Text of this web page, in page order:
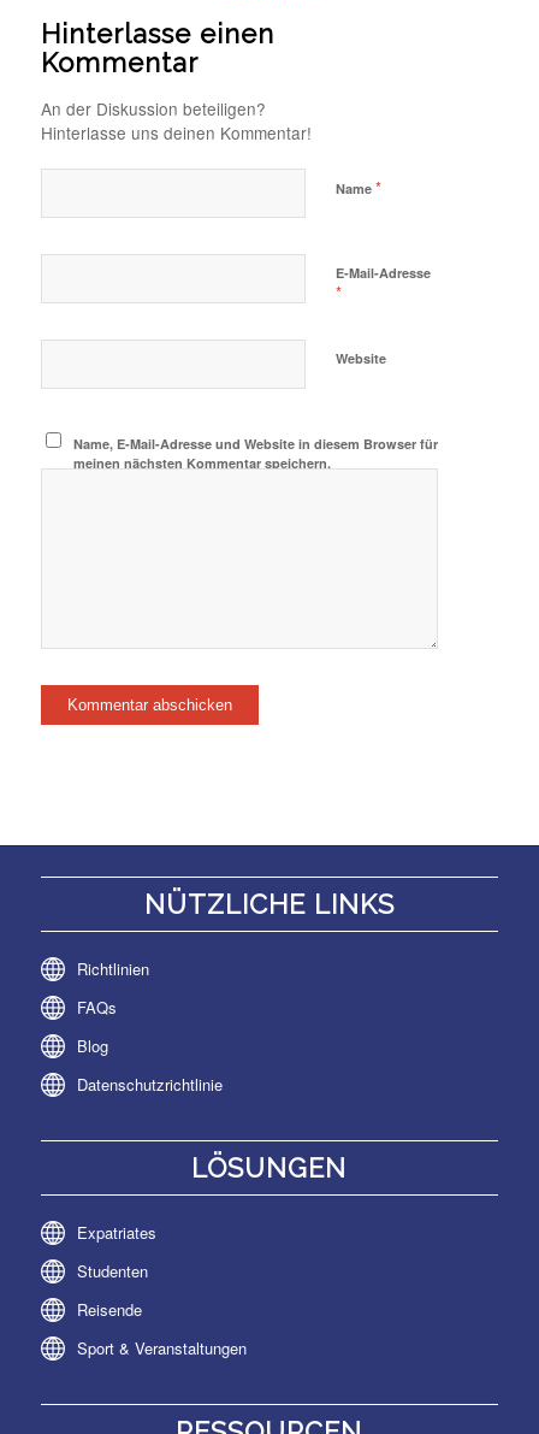
Hinterlasse einen
Kommentar
An der Diskussion beteiligen?
Hinterlasse uns deinen Kommentar!
Name *
E-Mail-Adresse
*
Website
Name, E-Mail-Adresse und Website in diesem Browser für
meinen nächsten Kommentar speichern.
NÜTZLICHE LINKS
Richtlinien
FAQs
Blog
Datenschutzrichtlinie
LÖSUNGEN
Expatriates
Studenten
Reisende
Sport & Veranstaltungen